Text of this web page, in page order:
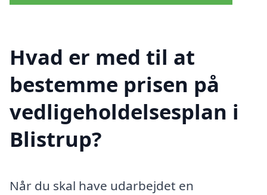
Hvad er med til at
bestemme prisen på
vedligeholdelsesplan i
Blistrup?
Når du skal have udarbejdet en